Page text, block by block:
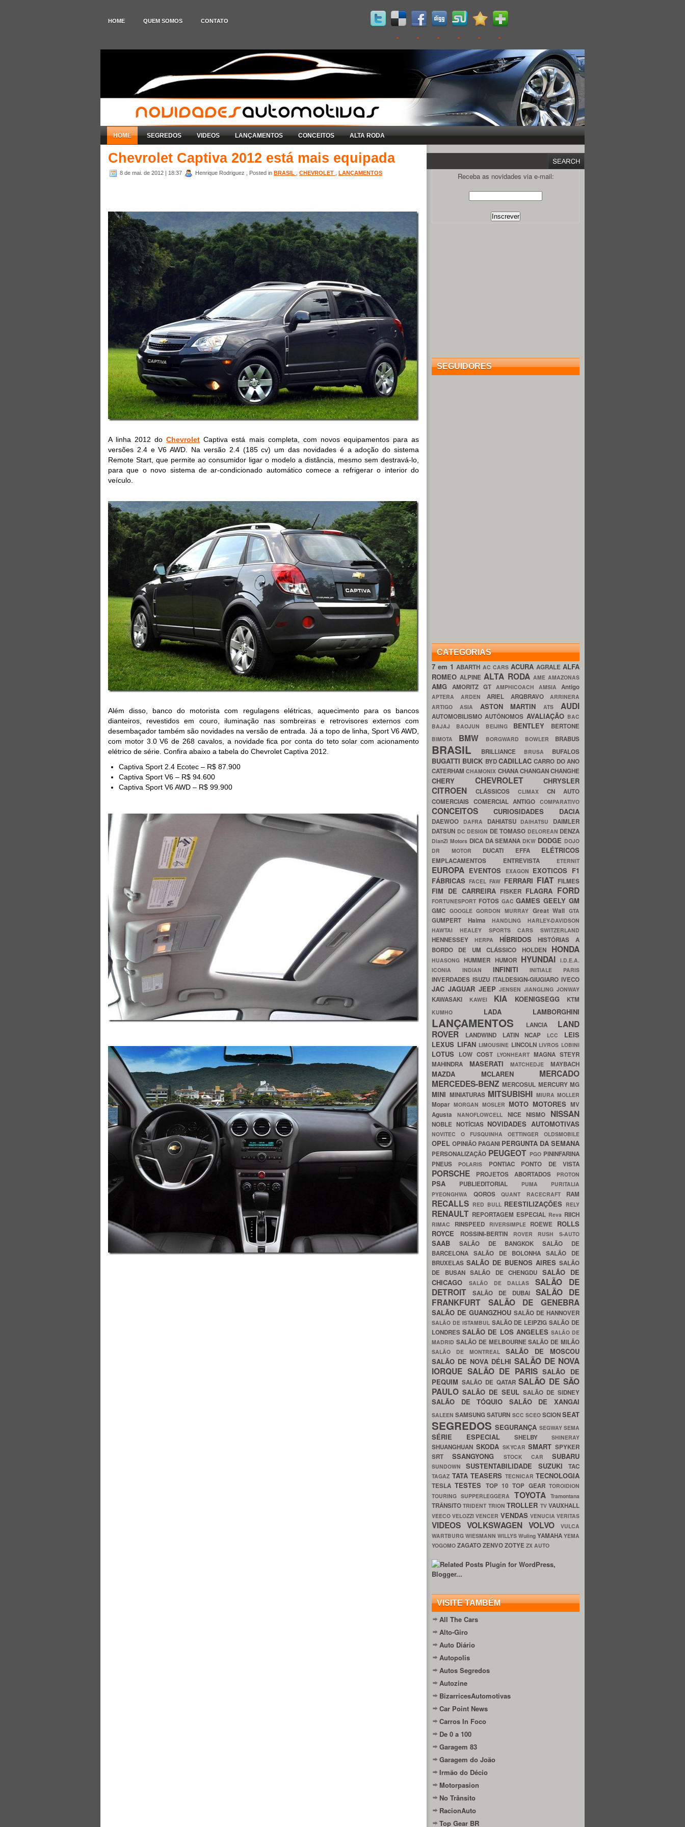
HOME QUEM SOMOS CONTATO
HOME SEGREDOS VIDEOS LANÇAMENTOS CONCEITOS ALTA RODA
Chevrolet Captiva 2012 está mais equipada
8 de mai. de 2012 | 18:37 Henrique Rodriguez , Posted in BRASIL CHEVROLET LANÇAMENTOS
A linha 2012 doChevrolet Captiva está mais completa, com novos equipamentos para as
versões 2.4 e V6 AWD. Na versão 2.4 (185 cv) um das novidades é a adoção do sistema
Remote Start, que permite ao consumidor ligar o modelo a distância, mesmo sem destravá-lo,
para que o novo sistema de ar-condicionado automático comece a refrigerar o interior do
veículo.
Além disso, banco do motorista com regulagens elétricas, aquecimento para os bancos
dianteiros, revestidos em couro, iluminação nas sombreiras e retrovisores externos com
desembaçador também são novidades na versão de entrada. Já a topo de linha, Sport V6 AWD,
com motor 3.0 V6 de 268 cavalos, a novidade fica por conta do teto solar com acionamento
elétrico de série. Confira abaixo a tabela do Chevrolet Captiva 2012.
Captiva Sport 2.4 Ecotec – R$ 87.900
Captiva Sport V6 – R$ 94.600
Captiva Sport V6 AWD – R$ 99.900
Receba as novidades via e-mail:
SEGUIDORES
CATEGORIAS
7 em 1ABARTH AC CARS ACURA AGRALE ALFA
ROMEOALPINEALTA RODA AME AMAZONAS
AMG AMORITZ GT AMPHICOACH AMSIA Antigo
APTERA ARDEN ARIEL ARQBRAVO ARRINERA
ARTIGO ASIA ASTON MARTINATS AUDI
AUTOMOBILISMOAUTÔNOMOS AVALIAÇÃO BAC
BAJAJ BAOJUN BEIJING BENTLEY BERTONE
BIMOTA BMW BORGWARD BOWLER BRABUS
BRASIL BRILLIANCE BRUSA BUFALOS
BUGATTI BUICK BYDCADILLACCARRO DO ANO
CATERHAMCHAMONIX CHANACHANGANCHANGHE
CHERY CHEVROLET CHRYSLER
CITROEN CLÁSSICOS CLIMAX CN AUTO
COMERCIAIS COMERCIAL ANTIGOCOMPARATIVO
CONCEITOS CURIOSIDADES DACIA
DAEWOO DAFRA DAHIATSU DAIHATSU DAIMLER
DATSUN DC DESIGN DE TOMASO DELOREAN DENZA
DianZi Motors DICA DA SEMANA DKW DODGE DOJO
DR MOTOR DUCATI EFFA ELÉTRICOS
EMPLACAMENTOS ENTREVISTA ETERNIT
EUROPA EVENTOS EXAGON EXOTICOS F1
FÁBRICASFACELFAW FERRARI FIAT FILMES
FIM DE CARREIRA FISKER FLAGRA FORD
FORTUNESPORT FOTOS GACGAMESGEELYGM
GMC GOOGLEGORDON MURRAY Great WallGTA
GUMPERT HaimaHANDLINGHARLEY-DAVIDSON
HAWTAI HEALEY SPORTS CARS SWITZERLAND
HENNESSEY HERPA HÍBRIDOSHISTÓRIAS A
BORDO DE UM CLÁSSICO HOLDEN HONDA
HUASONGHUMMER HUMOR HYUNDAI I.D.E.A.
ICONIA INDIAN INFINITIINITIALE PARIS
INVERDADESISUZU ITALDESIGN-GIUGIAROIVECO
JAC JAGUAR JEEPJENSENJIANGLINGJONWAY
KAWASAKI KAWEI KIA KOENIGSEGG KTM
KUMHO LADA LAMBORGHINI
LANÇAMENTOS LANCIA LAND
ROVER
LANDWIND LATIN NCAP LCC LEIS
LEXUS LIFAN LIMOUSINE LINCOLN LIVROS LOBINI
LOTUS LOW COST LYONHEART MAGNA STEYR
MAHINDRA MASERATIMATCHEDJEMAYBACH
MAZDA MCLAREN MERCADO
MERCEDES-BENZMERCOSUL MERCURYMG
MINI MINIATURAS MITSUBISHI MIURA MOLLER
Mopar MORGAN MOSLER MOTO MOTORES MV
Agusta NANOFLOWCELL NICENISMO NISSAN
NOBLE NOTÍCIAS NOVIDADES AUTOMOTIVAS
NOVITEC O FUSQUINHA OETTINGER OLDSMOBILE
OPEL OPINIÃO PAGANI PERGUNTA DA SEMANA
PERSONALIZAÇÃO PEUGEOT PGO PININFARINA
PNEUS
POLARIS PONTIAC PONTO DE VISTA
PORSCHE PROJETOS ABORTADOS PROTON
PSA PUBLIEDITORIAL PUMA PURITALIA
PYEONGHWA QOROS QUANT RACECRAFT RAM
RECALLS RED BULL REESTILIZAÇÕES RELY
RENAULT REPORTAGEM ESPECIAL Reva RIICH
RIMAC RINSPEED RIVERSIMPLE ROEWE ROLLS
ROYCE
ROSSINI-BERTIN ROVER RUSH S-AUTO
SAAB SALÃO DE BANGKOKSALÃO DE
BARCELONA SALÃO DE BOLONHASALÃO DE
BRUXELAS SALÃO DE BUENOS AIRES SALÃO
DE BUSAN SALÃO DE CHENGDU SALÃO DE
CHICAGO
SALÃO DE DALLASSALÃO DE
DETROIT
SALÃO DE DUBAI SALÃO DE
FRANKFURT SALÃO DE GENEBRA
SALÃO DE GUANGZHOU SALÃO DE HANNOVER
SALÃO DE ISTAMBUL SALÃO DE LEIPZIGSALÃO DE
LONDRESSALÃO DE LOS ANGELES SALÃO DE
MADRID SALÃO DE MELBOURNESALÃO DE MILÃO
SALÃO DE MONTREAL SALÃO DE MOSCOU
SALÃO DE NOVA DÉLHI SALÃO DE NOVA
IORQUE SALÃO DE PARISSALÃO DE
PEQUIM SALÃO DE QATARSALÃO DE SÃO
PAULO SALÃO DE SEUL SALÃO DE SIDNEY
SALÃO DE TÓQUIO SALÃO DE XANGAI
SALEENSAMSUNGSATURN SCC SCEO SCIONSEAT
SEGREDOSSEGURANÇA SEGWAYSEMA
SÉRIE ESPECIAL SHELBY SHINERAY
SHUANGHUAN SKODA SKYCARSMART SPYKER
SRTSSANGYONG STOCK CAR SUBARU
SUNDOWNSUSTENTABILIDADE SUZUKITAC
TAGAZ TATA TEASERS TECNICAR TECNOLOGIA
TESLATESTES TOP 10TOP GEARTOROIDION
TOURING SUPPERLEGGERA TOYOTATramontana
TRÂNSITOTRIDENT TRIONTROLLER TVVAUXHALL
VEECOVELOZZIVENCER VENDAS VENUCIAVERITAS
VIDEOS VOLKSWAGEN VOLVO
VULCA
WARTBURG WIESMANN WILLYS Wuling YAMAHA YEMA
YOGOMO ZAGATOZENVOZOTYE ZX AUTO
VISITE TAMBÉM
All The Cars
Alto-Giro
Auto Diário
Autopolis
Autos Segredos
Autozine
BizarricesAutomotivas
Car Point News
Carros In Foco
De 0 a 100
Garagem 83
Garagem do João
Irmão do Décio
Motorpasion
No Trânsito
RacionAuto
Top Gear BR